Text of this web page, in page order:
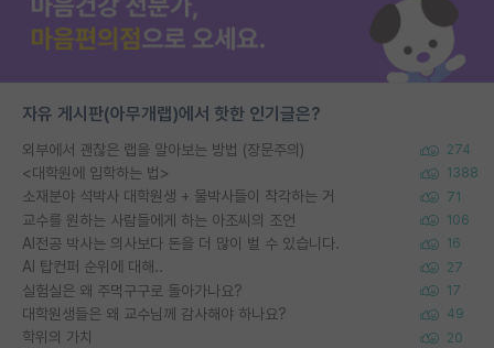
자유 게시판(아무개랩)에서 핫한 인기글은?
외부에서 괜찮은 랩을 알아보는 방법 (장문주의) 274
<대학원에 입학하는 법> 1388
소재분야 석박사 대학원생 + 물박사들이 착각하는 거 71
교수를 원하는 사람들에게 하는 아조씨의 조언 106
AI전공 박사는 의사보다 돈을 더 많이 벌 수 있습니다. 16
AI 탑컨퍼 순위에 대해.. 27
실험실은 왜 주먹구구로 돌아가나요? 17
대학원생들은 왜 교수님께 감사해야 하나요? 49
학위의 가치 20